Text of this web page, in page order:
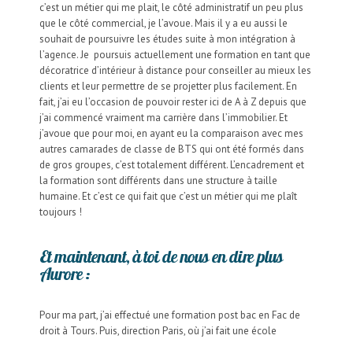
c’est un métier qui me plait, le côté administratif un peu plus
que le côté commercial, je l’avoue. Mais il y a eu aussi le
souhait de poursuivre les études suite à mon intégration à
l’agence. Je poursuis actuellement une formation en tant que
décoratrice d’intérieur à distance pour conseiller au mieux les
clients et leur permettre de se projetter plus facilement. En
fait, j’ai eu l’occasion de pouvoir rester ici de A à Z depuis que
j’ai commencé vraiment ma carrière dans l’immobilier. Et
j’avoue que pour moi, en ayant eu la comparaison avec mes
autres camarades de classe de BTS qui ont été formés dans
de gros groupes, c’est totalement différent. L’encadrement et
la formation sont différents dans une structure à taille
humaine. Et c’est ce qui fait que c’est un métier qui me plaît
toujours !
Et maintenant, à toi de nous en dire plus
Aurore :
Pour ma part, j’ai effectué une formation post bac en Fac de
droit à Tours. Puis, direction Paris, où j’ai fait une école